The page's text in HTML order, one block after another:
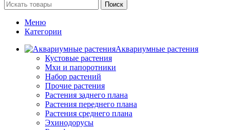
Поиск
Меню
Категории
Аквариумные растения
Кустовые растения
Мхи и папоротники
Набор растений
Прочие растения
Растения заднего плана
Растения переднего плана
Растения среднего плана
Эхинодорусы